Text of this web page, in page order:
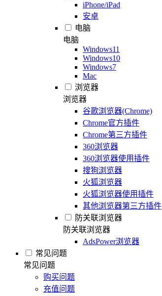
iPhone/iPad
安卓
电脑
电脑
Windows11
Windows10
Windows7
Mac
浏览器
浏览器
谷歌浏览器(Chrome)
Chrome官方插件
Chrome第三方插件
360浏览器
360浏览器使用插件
搜狗浏览器
火狐浏览器
火狐浏览器使用插件
其他浏览器第三方插件
防关联浏览器
防关联浏览器
AdsPower浏览器
常见问题
常见问题
购买问题
充值问题